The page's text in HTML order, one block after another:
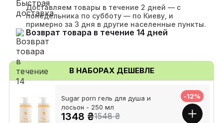
Доставляем товары в течение 2 дней — с
понедельника по субботу — по Киеву, и
примерно за 3 дня в другие населенные пункты.
Возврат товара в течение 14 дней
В НАБОРАХ ДЕШЕВЛЕ
Sugar porn гель для душа и
лосьон - 250 мл
1548 ₴
1348 ₴
-12%